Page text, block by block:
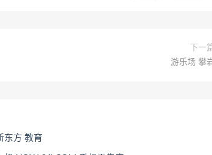
下一
游乐场 攀
东方 教育